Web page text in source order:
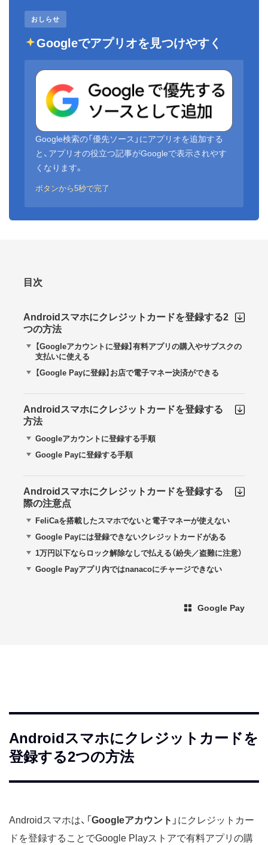
おしらせ
Googleでアプリオを見つけやすく
Google検索の「優先ソース」にアプリオを追加する
と、アプリオの役立つ記事がGoogleで表示されやす
くなります。
ボタンから5秒で完了
目次
Androidスマホにクレジットカードを登録する2
つの方法
【Googleアカウントに登録】有料アプリの購入やサブスクの
支払いに使える
【Google Payに登録】お店で電子マネー決済ができる
Androidスマホにクレジットカードを登録する
方法
Googleアカウントに登録する手順
Google Payに登録する手順
Androidスマホにクレジットカードを登録する
際の注意点
FeliCaを搭載したスマホでないと電子マネーが使えない
Google Payには登録できないクレジットカードがある
1万円以下ならロック解除なしで払える（紛失／盗難に注意）
Google Payアプリ内ではnanacoにチャージできない
Google Pay
Androidスマホにクレジットカードを
登録する2つの方法
Androidスマホは、「 Googleアカウント 」にクレジットカー
ドを登録することでGoogle Playストアで有料アプリの購